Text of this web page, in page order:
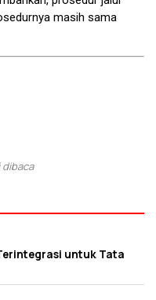
masih sama
dibaca
untuk Tata